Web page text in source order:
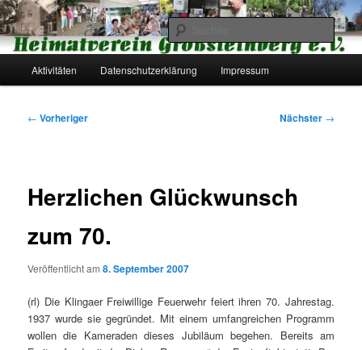
Zum
primären
Inhalt
springenHeimatverein Großsteinberg e.V.
Aktivitäten Datenschutzerklärung Impressum
Beitragsnavigation
← Vorheriger Nächster →
Herzlichen Glückwunsch
zum 70.
Veröffentlicht am8. September 2007
(rl) Die Klingaer Freiwillige Feuerwehr feiert ihren 70. Jahrestag.
1937 wurde sie gegründet. Mit einem umfangreichen Programm
wollen die Kameraden dieses Jubiläum begehen. Bereits am